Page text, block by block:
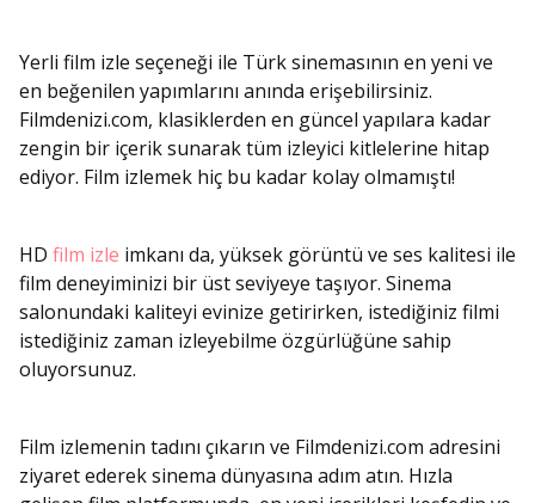
Yerli film izle seçeneği ile Türk sinemasının en yeni ve
en beğenilen yapımlarını anında erişebilirsiniz.
Filmdenizi.com, klasiklerden en güncel yapılara kadar
zengin bir içerik sunarak tüm izleyici kitlelerine hitap
ediyor. Film izlemek hiç bu kadar kolay olmamıştı!
HD film izle imkanı da, yüksek görüntü ve ses kalitesi ile
film deneyiminizi bir üst seviyeye taşıyor. Sinema
salonundaki kaliteyi evinize getirirken, istediğiniz filmi
istediğiniz zaman izleyebilme özgürlüğüne sahip
oluyorsunuz.
Film izlemenin tadını çıkarın ve Filmdenizi.com adresini
ziyaret ederek sinema dünyasına adım atın. Hızla